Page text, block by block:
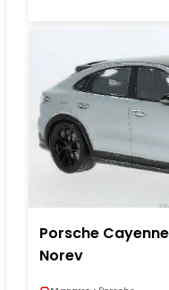
Porsche
Norev